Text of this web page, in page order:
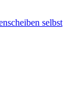
selbst